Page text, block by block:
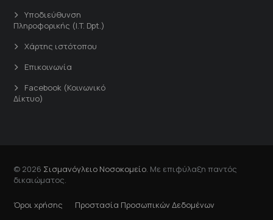
Υποδιεύθυνση
Πληροφορικής (I.T. Dpt.)
Χάρτης ιστότοπου
Επικοινωνία
Facebook (Κοινωνικό
Δίκτυο)
© 2026 Σισμανόγλειο Νοσοκομείο . Με επιφύλαξη παντός
δικαιώματος.
Όροι χρήσης Προστασία Προσωπικών Δεδομένων